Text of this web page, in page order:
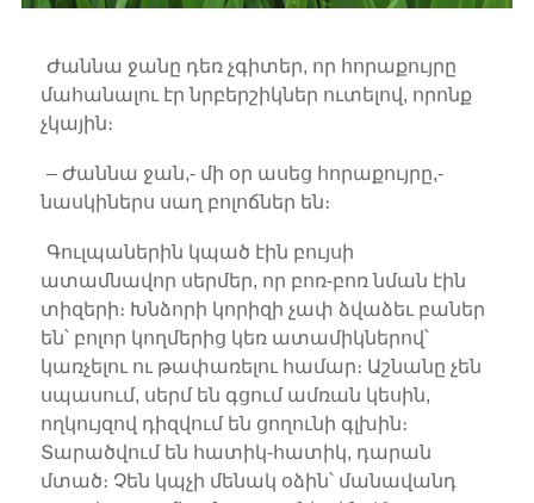
Ժաննա ջանը դեռ չգիտեր, որ հորաքույրը
մահանալու էր նրբերշիկներ ուտելով, որոնք
չկային։
– Ժաննա ջան,- մի օր ասեց հորաքույրը,-
նասկիներս սաղ բոլոճներ են։
Գուլպաներին կպած էին բույսի
ատամնավոր սերմեր, որ բոռ-բոռ նման էին
տիզերի։ Խնձորի կորիզի չափ ձվաձեւ բաներ
են՝ բոլոր կողմերից կեռ ատամիկներով՝
կառչելու ու թափառելու համար։ Աշնանը չեն
սպասում, սերմ են գցում ամռան կեսին,
ողկույզով դիզվում են ցողունի գլխին։
Տարածվում են հատիկ-հատիկ, դարան
մտած։ Չեն կպչի մենակ օձին՝ մանավանդ